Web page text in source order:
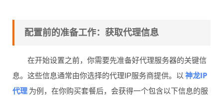
配置前的准备工作：获取代理信息
在开始设置之前，你需要先准备好代理服务器的关键信
息。这些信息通常由你选择的代理IP服务商提供。以 神龙IP
代理 为例，在你购买套餐后，会获得一个包含以下信息的服